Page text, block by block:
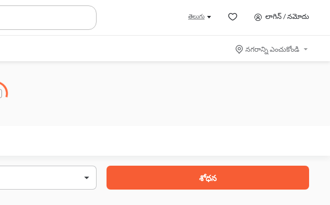
తెలుగు లాగిన్ / నమోదు
నగరాన్ని ఎంచుకోండి
శోధన